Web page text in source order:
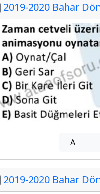
2019-2020 Bahar
A
2019-2020 Bahar